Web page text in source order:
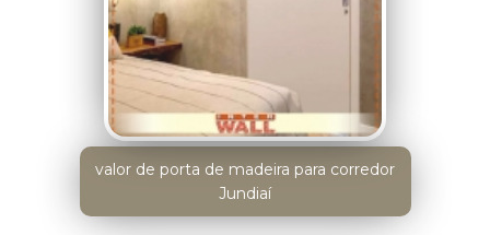
valor de porta de madeira para corredor
Jundiaí